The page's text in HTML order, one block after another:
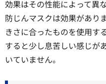
効果はその性能によって異
防じんマスクは効果があり
きさに合ったものを使用す
すると少し息苦しい感じが
いていません。